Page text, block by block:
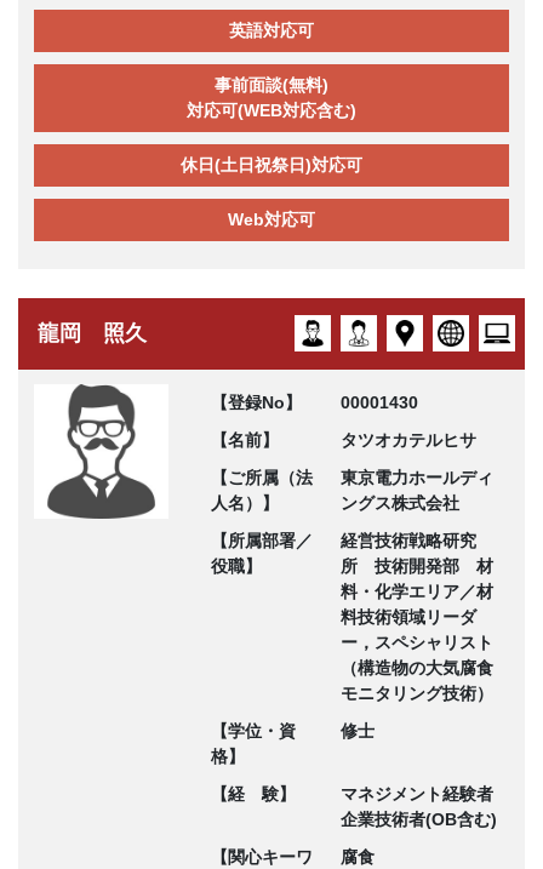
英語対応可
事前面談(無料)
対応可(WEB対応含む)
休日(土日祝祭日)対応可
Web対応可
龍岡 照久
【登録No】
00001430
【名前】
タツオカテルヒサ
【ご所属（法
人名）】
東京電力ホールディ
ングス株式会社
【所属部署／
役職】
経営技術戦略研究
所 技術開発部 材
料・化学エリア／材
料技術領域リーダ
ー，スペシャリスト
（構造物の大気腐食
モニタリング技術）
【学位・資
格】
修士
【経 験】
マネジメント経験者
企業技術者(OB含む)
【関心キーワ
腐食